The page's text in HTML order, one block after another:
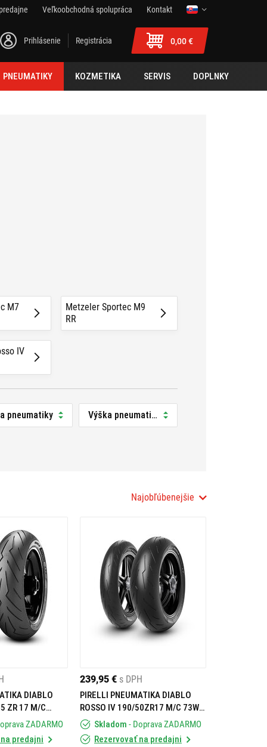
Veľkoobchodná spolupráca
Kontakt
Prihlásenie
Registrácia 0,00 €
PNEUMATIKY KOZMETIKA SERVIS DOPLNKY
M7
Metzeler Sportec M9
RR
IV
pneumatiky Výška pneumatiky
Najobľúbenejšie
DIABLO
ZR 17 M/C
ZADARMO
predajni
239,95 € s DPH
PIRELLI PNEUMATIKA DIABLO
ROSSO IV 190/50ZR17 M/C 73W
TL REARSkladom - Doprava ZADARMO
Rezervovať na predajni